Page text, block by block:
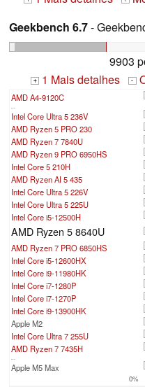
Geekbench 6.7-
9903
+ 1 Mais detalhes -
AMD A4-9120C
...
Intel Core Ultra 5 236V
AMD Ryzen 5 PRO 230
AMD Ryzen 7 7840U
AMD Ryzen 9 PRO 6950HS
Intel Core 5 210H
AMD Ryzen AI 5 435
Intel Core Ultra 5 226V
Intel Core Ultra 5 225U
Intel Core i5-12500H
AMD Ryzen 5 8640U
AMD Ryzen 7 PRO 6850HS
Intel Core i5-12600HX
Intel Core i9-11980HK
Intel Core i7-1280P
Intel Core i7-1270P
Intel Core i9-13900HK
Apple M2
Intel Core Ultra 7 255U
AMD Ryzen 7 7435H
...
Apple M5 Max
0%